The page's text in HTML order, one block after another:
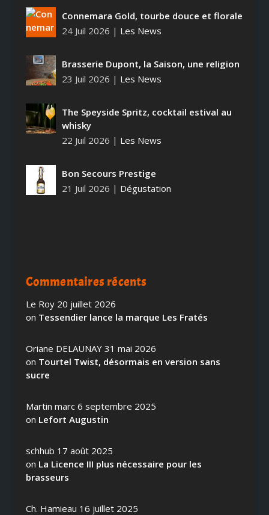
Connemara Gold, tourbe douce et florale
24 Juil 2026 | Les News
Brasserie Dupont, la Saison, une religion
23 Juil 2026 | Les News
The Speyside Spritz, cocktail estival au
whisky
22 Juil 2026 | Les News
Bon Secours Prestige
21 Juil 2026 | Dégustation
Commentaires récents
Le Roy 20 juillet 2026
on Tessendier lance la marque Les Fratés
Oriane DELAUNAY 31 mai 2026
on Tourtel Twist, désormais en version sans
sucre
Martin marc 6 septembre 2025
on Lefort Augustin
schhub 17 août 2025
on La Licence III plus nécessaire pour les
brasseurs
Ch. Hamieau 16 juillet 2025